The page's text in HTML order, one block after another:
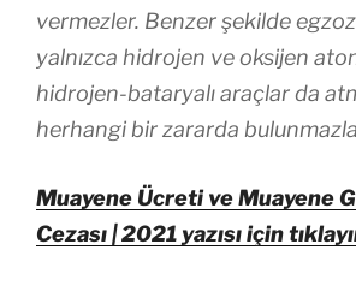
vermezler. Benzer şekilde
yalnızca hidrojen ve oksijen
hidrojen-bataryalı araçlar da
herhangi bir zararda
Muayene Ücreti ve Muayene
Cezası | 2021 yazısı için